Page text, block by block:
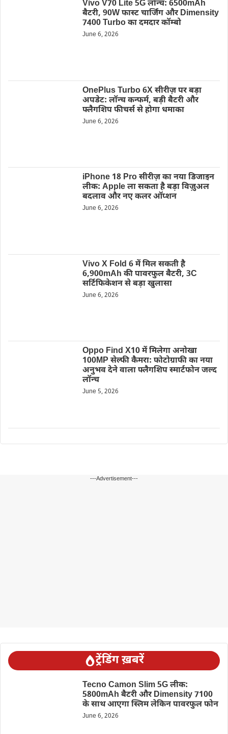
Vivo V70 Lite 5G लॉन्च: 6500mAh
बैटरी, 90W फास्ट चार्जिंग और Dimensity
7400 Turbo का दमदार कॉम्बो
June 6, 2026
OnePlus Turbo 6X सीरीज़ पर बड़ा
अपडेट: लॉन्च कन्फर्म, बड़ी बैटरी और
फ्लैगशिप फीचर्स से होगा धमाका
June 6, 2026
iPhone 18 Pro सीरीज़ का नया डिजाइन
लीक: Apple ला सकता है बड़ा विज़ुअल
बदलाव और नए कलर ऑप्शन
June 6, 2026
Vivo X Fold 6 में मिल सकती है
6,900mAh की पावरफुल बैटरी, 3C
सर्टिफिकेशन से बड़ा खुलासा
June 6, 2026
Oppo Find X10 में मिलेगा अनोखा
100MP सेल्फी कैमरा: फोटोग्राफी का नया
अनुभव देने वाला फ्लैगशिप स्मार्टफोन जल्द
लॉन्च
June 5, 2026
---Advertisement---
ट्रेंडिंग ख़बरें
Tecno Camon Slim 5G लीक:
5800mAh बैटरी और Dimensity 7100
के साथ आएगा स्लिम लेकिन पावरफुल फोन
June 6, 2026